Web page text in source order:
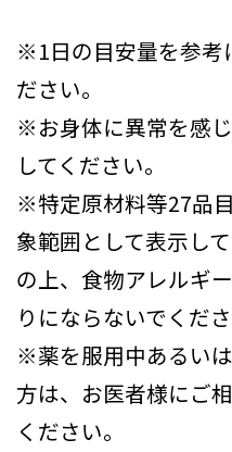
※1日の目安量を参考
ださい。
※お身体に異常を感
してください。
※特定原材料等27品
象範囲として表示し
の上、食物アレルギ
りにならないでくださ
※薬を服用中あるい
方は、お医者様にご
ください。